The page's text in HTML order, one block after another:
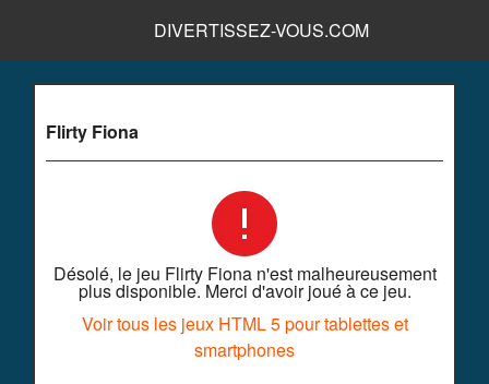
DIVERTISSEZ-VOUS.COM
Flirty Fiona
Désolé, le jeu Flirty Fiona n'est malheureusement
plus disponible. Merci d'avoir joué à ce jeu.
Voir tous les jeux HTML 5 pour tablettes et
smartphones